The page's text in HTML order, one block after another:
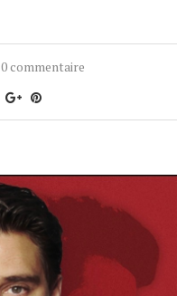
0 commentaire